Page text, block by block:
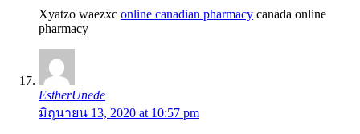
Xyatzo waezxc online canadian pharmacy canada online
pharmacy
EstherUnede
มิถุนายน 13, 2020 at 10:57 pm